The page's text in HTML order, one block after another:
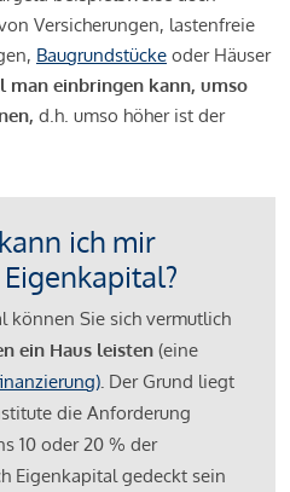
Versicherungen, lastenfreie
Baugrundstücke oder Häuser
man einbringen kann, umso
d.h. umso höher ist der
ich mir
können Sie sich vermutlich
ein Haus leisten (eine
. Der Grund liegt
die Anforderung
10 oder 20 % der
Eigenkapital gedeckt sein